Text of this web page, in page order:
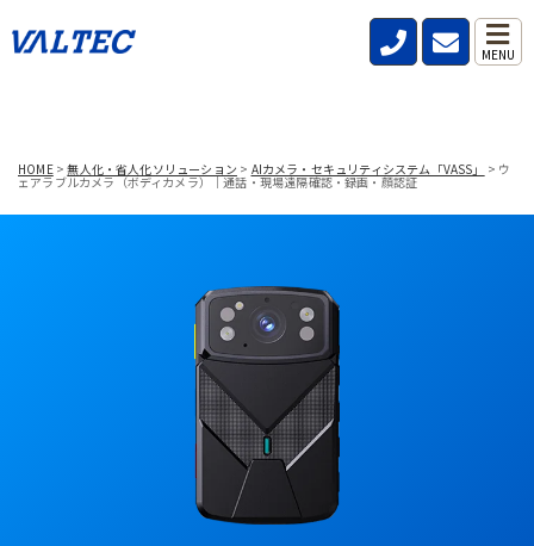
MENU
HOME>無人化・省人化ソリューション > AIカメラ・セキュリティシステム「VASS」 > ウ
ェアラブルカメラ（ボディカメラ）｜通話・現場遠隔確認・録画・顔認証